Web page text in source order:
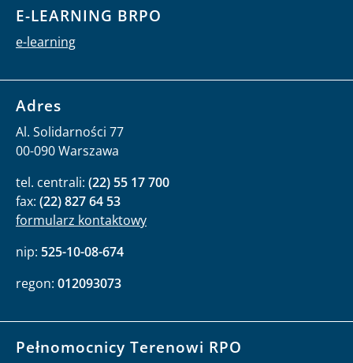
E-LEARNING BRPO
e-learning
Adres
Al. Solidarności 77
00-090 Warszawa
tel. centrali: (22) 55 17 700
fax: (22) 827 64 53
formularz kontaktowy
nip: 525-10-08-674
regon: 012093073
Pełnomocnicy Terenowi RPO